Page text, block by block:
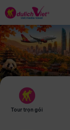
Tour trọn gói